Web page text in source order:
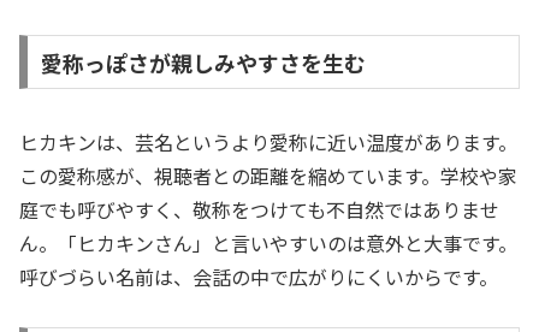
愛称っぽさが親しみやすさを生む
ヒカキンは、芸名というより愛称に近い温度があります。
この愛称感が、視聴者との距離を縮めています。学校や家
庭でも呼びやすく、敬称をつけても不自然ではありませ
ん。「ヒカキンさん」と言いやすいのは意外と大事です。
呼びづらい名前は、会話の中で広がりにくいからです。